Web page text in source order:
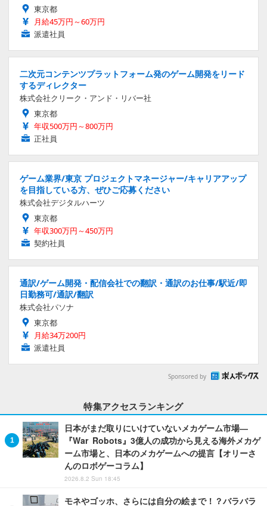
東京都
月給45万円～60万円
派遣社員
二次元コンテンツプラットフォーム発のゲーム開発をリード
するディレクター
株式会社クリーク・アンド・リバー社
東京都
年収500万円～800万円
正社員
ゲーム業界/東京 プロジェクトマネージャー/キャリアアップ
を目指している方、ぜひご応募ください
株式会社デジタルハーツ
東京都
年収300万円～450万円
契約社員
通訳/ゲーム開発・配信会社での翻訳・通訳のお仕事/駅近/即
日勤務可/通訳/翻訳
株式会社パソナ
東京都
月給34万200円
派遣社員
Sponsored by
特集アクセスランキング
日本がまだ取りにいけていないメカゲーム市場―
『War Robots』3億人の成功から見える海外メカゲ
ーム市場と、日本のメカゲームへの提言【オリーさ
んのロボゲーコラム】
2026.8.2 Sun 18:45
モネやゴッホ、さらには自分の絵まで！？バラバラ